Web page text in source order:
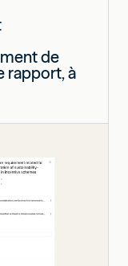
de
rapport, à